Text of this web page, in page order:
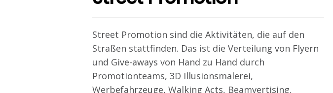
Street Promotion sind die Aktivitäten, die auf den
Straßen stattfinden. Das ist die Verteilung von Flyern
und Give-aways von Hand zu Hand durch
Promotionteams, 3D Illusionsmalerei,
Werbefahrzeuge, Walking Acts, Beamvertising,